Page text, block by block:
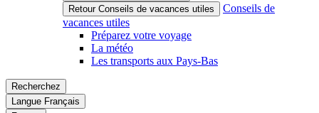
Retour Conseils de vacances utiles
Conseils de
vacances utiles
Préparez votre voyage
La météo
Les transports aux Pays-Bas
Recherchez
Langue Français